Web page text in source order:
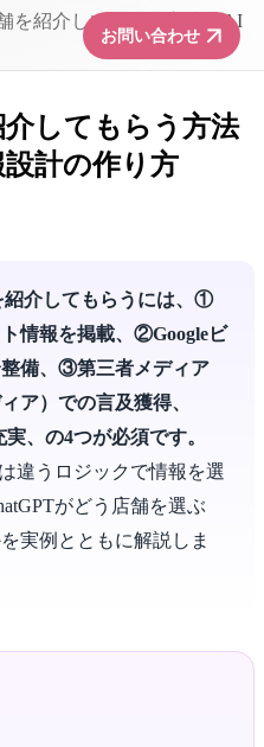
お問い合わせarrow_forward
を紹介してもらう方法｜AI
してもらう方法
設計の作り方
紹介してもらうには、①
情報を掲載、②Googleビ
備、③第三者メディア
ア）での言及獲得、
、の4つが必須です。
違うロジックで情報を選
がどう店舗を選ぶ
実例とともに解説しま